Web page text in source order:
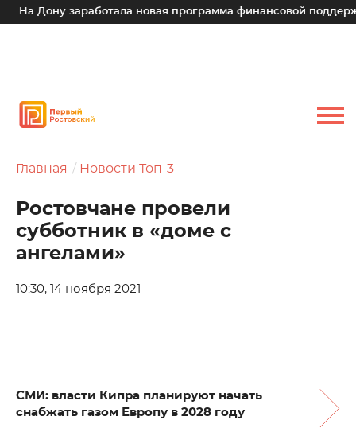
Дону заработала новая программа финансовой поддержки
Главная Новости Топ-3
Ростовчане провели
субботник в «доме с
ангелами»
10:30, 14 ноября 2021
СМИ: власти Кипра планируют начать
снабжать газом Европу в 2028 году